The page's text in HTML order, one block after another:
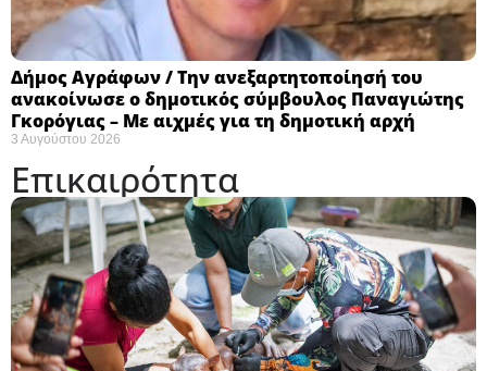
Δήμος Αγράφων / Την ανεξαρτητοποίησή του
ανακοίνωσε ο δημοτικός σύμβουλος Παναγιώτης
Γκορόγιας – Με αιχμές για τη δημοτική αρχή
3 Αυγούστου 2026
Επικαιρότητα